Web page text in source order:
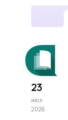
23
июл
2026